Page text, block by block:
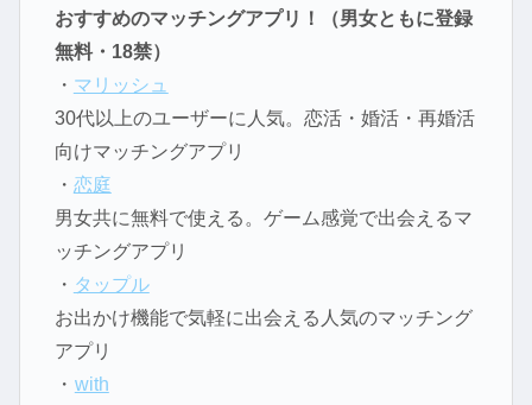
おすすめのマッチングアプリ！（男女ともに登録
無料・18禁）
・ マリッシュ
30代以上のユーザーに人気。恋活・婚活・再婚活
向けマッチングアプリ
・ 恋庭
男女共に無料で使える。ゲーム感覚で出会えるマ
ッチングアプリ
・ タップル
お出かけ機能で気軽に出会える人気のマッチング
アプリ
・ with